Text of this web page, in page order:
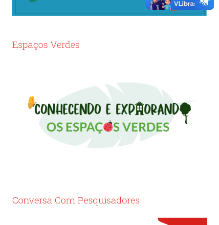
Espaços Verdes
Conversa Com Pesquisadores